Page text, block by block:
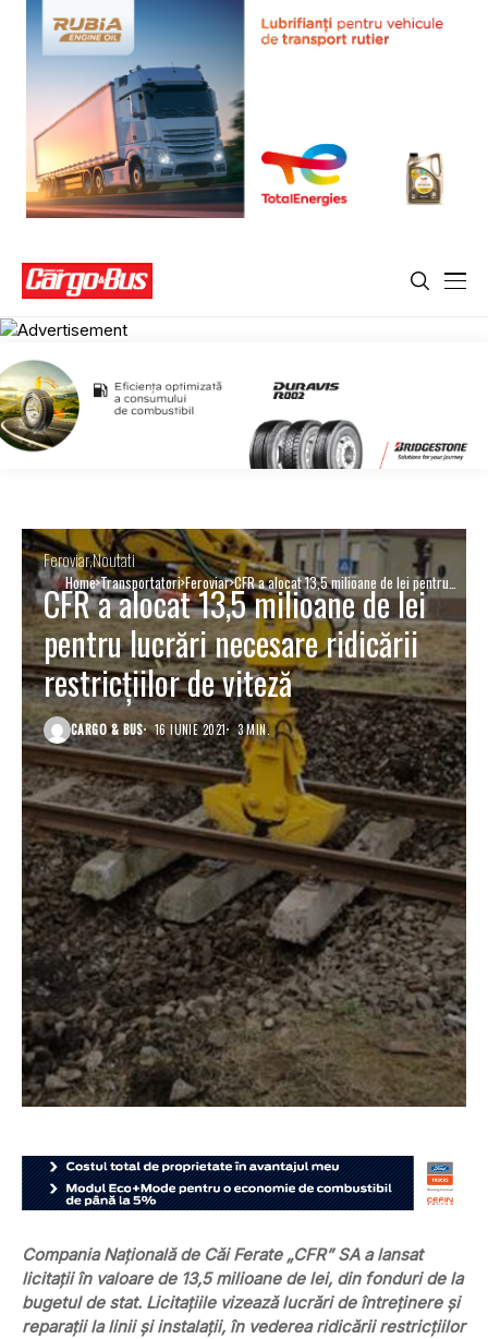
Home Transportatori Feroviar CFR a alocat 13,5 milioane de lei pentru
lucrări necesare ridicării restricţiilor de
viteză
FeroviarNoutati
CFR a alocat 13,5 milioane de lei
pentru lucrări necesare ridicării
restricţiilor de viteză
CARGO & BUS 16 IUNIE 2021 3 MIN.
Compania Naţională de Căi Ferate „CFR” SA a lansat
licitaţii în valoare de 13,5 milioane de lei, din fonduri de la
bugetul de stat. Licitațiile vizează lucrări de întreţinere şi
reparaţii la linii şi instalaţii, în vederea ridicării restricţiilor